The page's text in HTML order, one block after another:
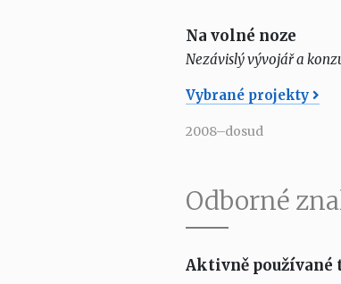
Na volné noze
Nezávislý vývojář a
Vybrané projekty
2008–dosud
Odborné
Aktivně používané